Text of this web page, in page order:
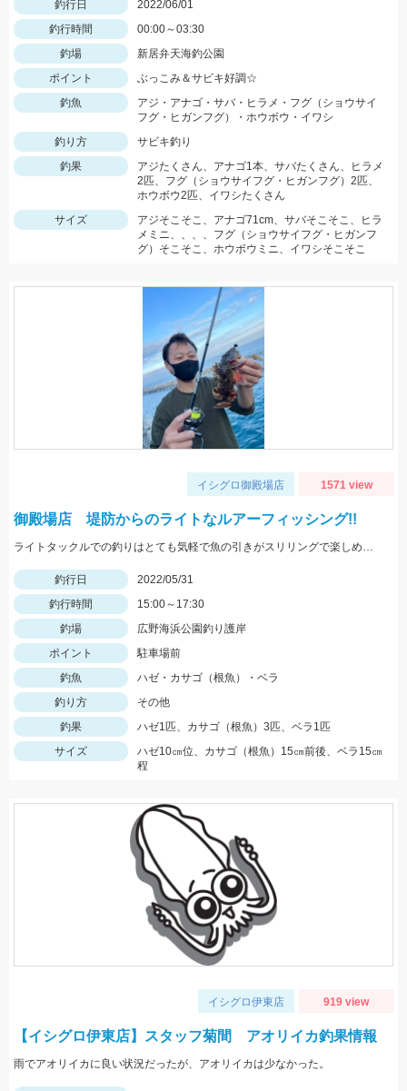
釣行日
2022/06/01
釣行時間
00:00～03:30
釣場
新居弁天海釣公園
ポイント
ぶっこみ＆サビキ好調☆
釣魚
アジ・アナゴ・サバ・ヒラメ・フグ（ショウサイ
フグ・ヒガンフグ）・ホウボウ・イワシ
釣り方
サビキ釣り
釣果
アジたくさん、アナゴ1本、サバたくさん、ヒラメ
2匹、フグ（ショウサイフグ・ヒガンフグ）2匹、
ホウボウ2匹、イワシたくさん
サイズ
アジそこそこ、アナゴ71cm、サバそこそこ、ヒラ
メミニ、、、、フグ（ショウサイフグ・ヒガンフ
グ）そこそこ、ホウボウミニ、イワシそこそこ
イシグロ御殿場店 1571 view
御殿場店 堤防からのライトなルアーフィッシング!!
ライトタックルでの釣りはとても気軽で魚の引きがスリリングで楽しめます！ワームの消耗が激しいので多めに用意していきましょう！
釣行日
2022/05/31
釣行時間
15:00～17:30
釣場
広野海浜公園釣り護岸
ポイント
駐車場前
釣魚
ハゼ・カサゴ（根魚）・ベラ
釣り方
その他
釣果
ハゼ1匹、カサゴ（根魚）3匹、ベラ1匹
サイズ
ハゼ10㎝位、カサゴ（根魚）15㎝前後、ベラ15㎝
程
イシグロ伊東店 919 view
【イシグロ伊東店】スタッフ菊間 アオリイカ釣果情報
雨でアオリイカに良い状況だったが、アオリイカは少なかった。